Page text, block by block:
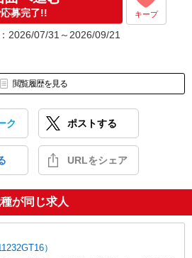
募完了!! キープ
2026/07/31～2026/09/21
閲覧履歴を見る
ク ポストする
URLをシェア
が同じ求人
）